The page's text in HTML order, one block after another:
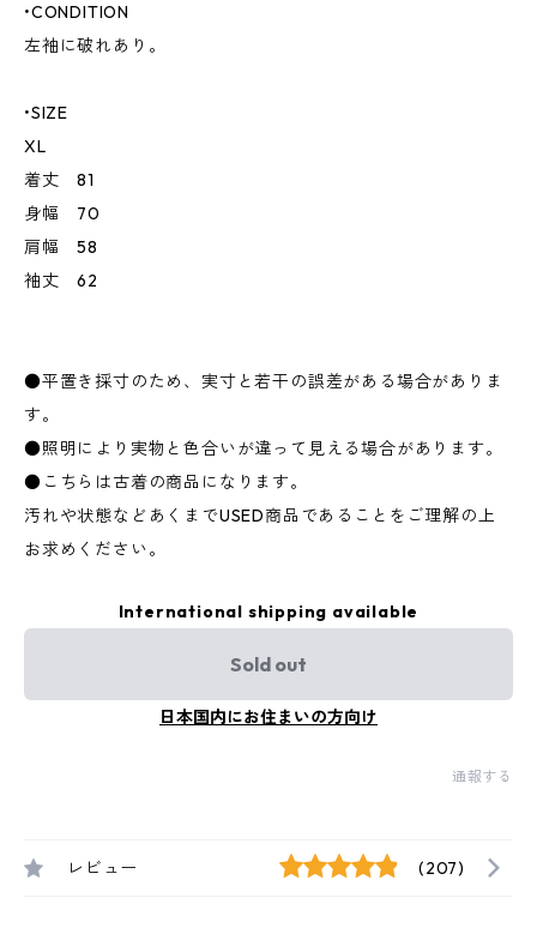
•CONDITION
左袖に破れあり。
•SIZE
XL
着丈 81
身幅 70
肩幅 58
袖丈 62
●平置き採寸のため、実寸と若干の誤差がある場合がありま
す。
●照明により実物と色合いが違って見える場合があります。
●こちらは古着の商品になります。
汚れや状態などあくまでUSED商品であることをご理解の上
お求めください。
International shipping available
Sold out
日本国内にお住まいの方向け
通報する
レビュー (207)